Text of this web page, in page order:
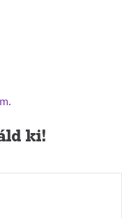
ki!